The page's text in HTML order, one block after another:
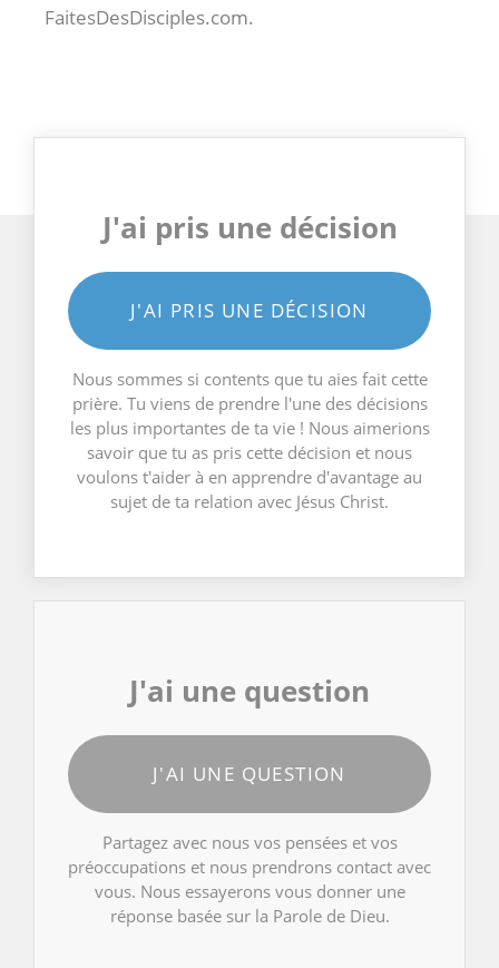
FaitesDesDisciples.com.
J'ai pris une décision
J'AI PRIS UNE DÉCISION
Nous sommes si contents que tu aies fait cette
prière. Tu viens de prendre l'une des décisions
les plus importantes de ta vie ! Nous aimerions
savoir que tu as pris cette décision et nous
voulons t'aider à en apprendre d'avantage au
sujet de ta relation avec Jésus Christ.
J'ai une question
J'AI UNE QUESTION
Partagez avec nous vos pensées et vos
préoccupations et nous prendrons contact avec
vous. Nous essayerons vous donner une
réponse basée sur la Parole de Dieu.